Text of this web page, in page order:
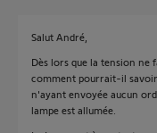
Salut André,
Dès lors que la tension ne
comment pourrait-il savoir
n'ayant envoyée aucun
lampe est allumée.